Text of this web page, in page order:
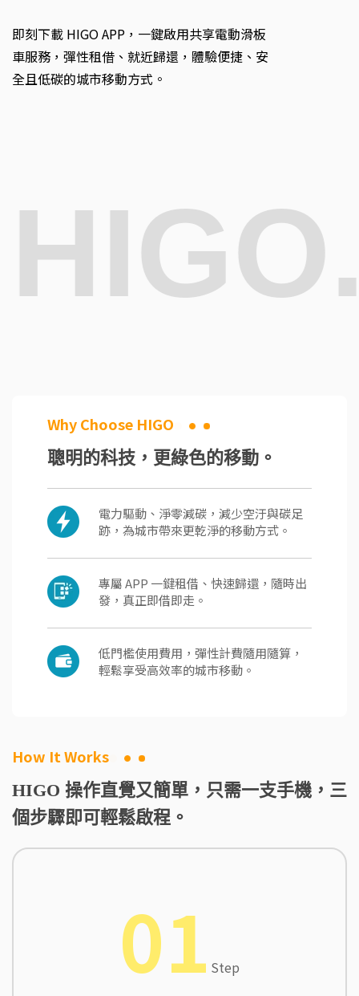
即刻下載 HIGO APP，一鍵啟用共享電動滑板
車服務，彈性租借、就近歸還，體驗便捷、安
全且低碳的城市移動方式。
Why Choose HIGO
聰明的科技，更綠色的移動。
電力驅動、淨零減碳，減少空汙與碳足
跡，為城市帶來更乾淨的移動方式。
專屬 APP 一鍵租借、快速歸還，隨時出
發，真正即借即走。
低門檻使用費用，彈性計費隨用隨算，
輕鬆享受高效率的城市移動。
How It Works
HIGO 操作直覺又簡單，只需一支手機，三
個步驟即可輕鬆啟程。
01 Step